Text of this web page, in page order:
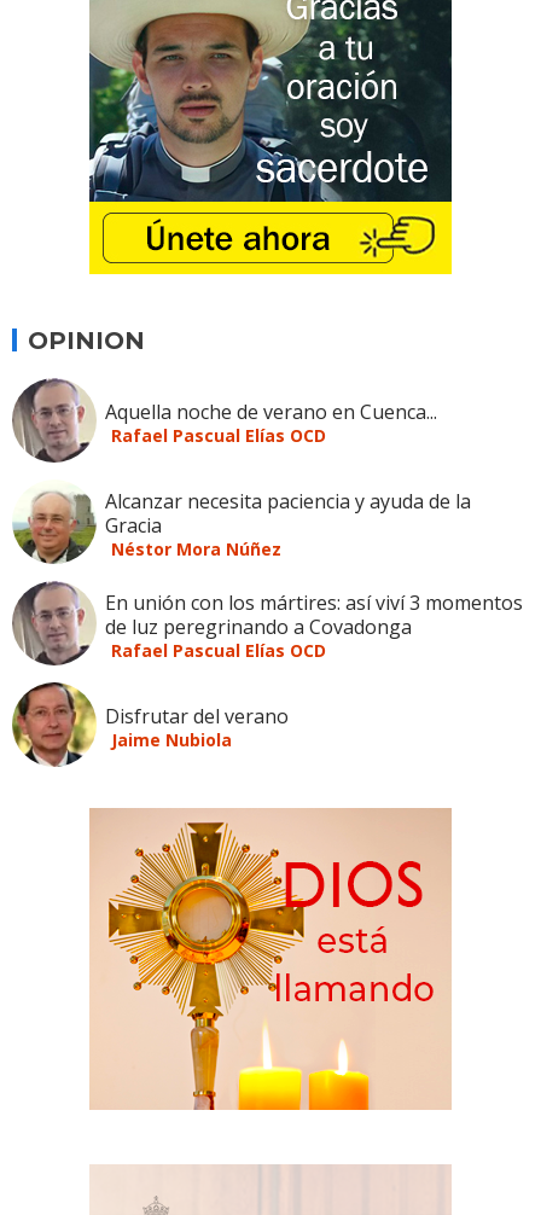
OPINION
Aquella noche de verano en Cuenca...
Rafael Pascual Elías OCD
Alcanzar necesita paciencia y ayuda de la
Gracia
Néstor Mora Núñez
En unión con los mártires: así viví 3 momentos
de luz peregrinando a Covadonga
Rafael Pascual Elías OCD
Disfrutar del verano
Jaime Nubiola